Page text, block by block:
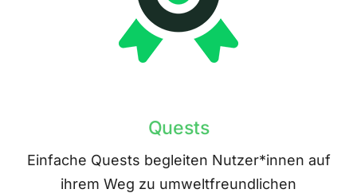
Quests
Einfache Quests begleiten Nutzer*innen auf
ihrem Weg zu umweltfreundlichen